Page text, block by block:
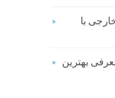
با
بهترین